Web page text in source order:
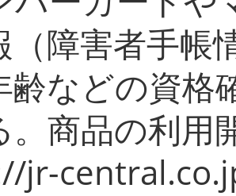
（障害者手帳
齢などの資格
。商品の利用
jr-